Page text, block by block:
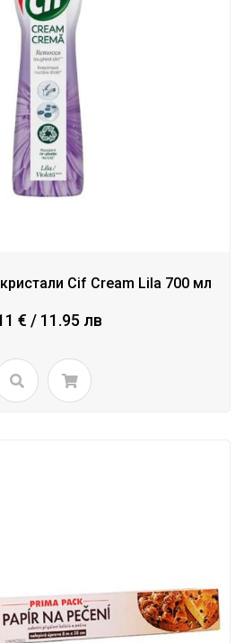
Cif Cream Lila 700 мл
€ / 11.95 лв